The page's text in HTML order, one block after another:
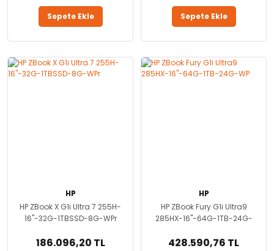
Sepete Ekle Sepete Ekle
HP
HP ZBook X G1i Ultra 7 255H-
16''-32G-1TBSSD-8G-WPr
186.096,20 TL
HP
HP ZBook Fury G1i Ultra9
285HX-16''-64G-1TB-24G-
428.590,76 TL